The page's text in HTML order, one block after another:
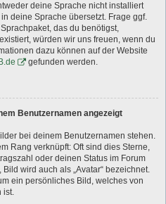
deine Sprache nicht installiert
deine Sprache übersetzt. Frage ggf.
das du benötigst,
würden wir uns freuen, wenn du
dazu können auf der Website
gefunden werden.
Benutzernamen angezeigt
bei deinem Benutzernamen stehen.
Rang verknüpft: Oft sind dies Sterne,
oder deinen Status im Forum
wird auch als „Avatar“ bezeichnet.
ein persönliches Bild, welches von
ist.